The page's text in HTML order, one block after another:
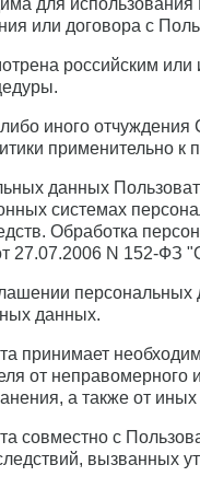
для
или договора с
российским
иного
применительно
данных
системах
Обработка
27.07.2006 N 152-ФЗ
данных.
принимает
от неправомерного
а также от
совместно с
вызванных